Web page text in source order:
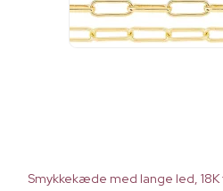
Smykkekæde med lange led,